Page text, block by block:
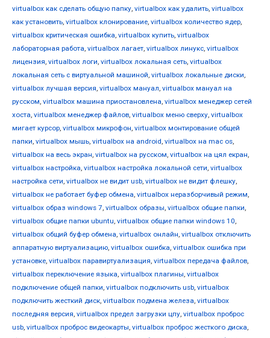
virtualbox как сделать общую папку, virtualbox как удалить, virtualbox
как установить, virtualbox клонирование, virtualbox количество ядер,
virtualbox критическая ошибка, virtualbox купить, virtualbox
лабораторная работа, virtualbox лагает, virtualbox линукс, virtualbox
лицензия, virtualbox логи, virtualbox локальная сеть, virtualbox
локальная сеть с виртуальной машиной, virtualbox локальные диски,
virtualbox лучшая версия, virtualbox мануал, virtualbox мануал на
русском, virtualbox машина приостановлена, virtualbox менеджер сетей
хоста, virtualbox менеджер файлов, virtualbox меню сверху, virtualbox
мигает курсор, virtualbox микрофон, virtualbox монтирование общей
папки, virtualbox мышь, virtualbox на android, virtualbox на mac os,
virtualbox на весь экран, virtualbox на русском, virtualbox на цял екран,
virtualbox настройка, virtualbox настройка локальной сети, virtualbox
настройка сети, virtualbox не видит usb, virtualbox не видит флешку,
virtualbox не работает буфер обмена, virtualbox неразборчивый режим,
virtualbox образ windows 7, virtualbox образы, virtualbox общие папки,
virtualbox общие папки ubuntu, virtualbox общие папки windows 10,
virtualbox общий буфер обмена, virtualbox онлайн, virtualbox отключить
аппаратную виртуализацию, virtualbox ошибка, virtualbox ошибка при
установке, virtualbox паравиртуализация, virtualbox передача файлов,
virtualbox переключение языка, virtualbox плагины, virtualbox
подключение общей папки, virtualbox подключить usb, virtualbox
подключить жесткий диск, virtualbox подмена железа, virtualbox
последняя версия, virtualbox предел загрузки цпу, virtualbox проброс
usb, virtualbox проброс видеокарты, virtualbox проброс жесткого диска,